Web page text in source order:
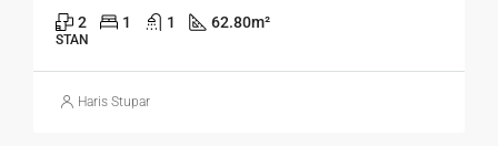
2 1 1 62.80m²
STAN
Haris Stupar